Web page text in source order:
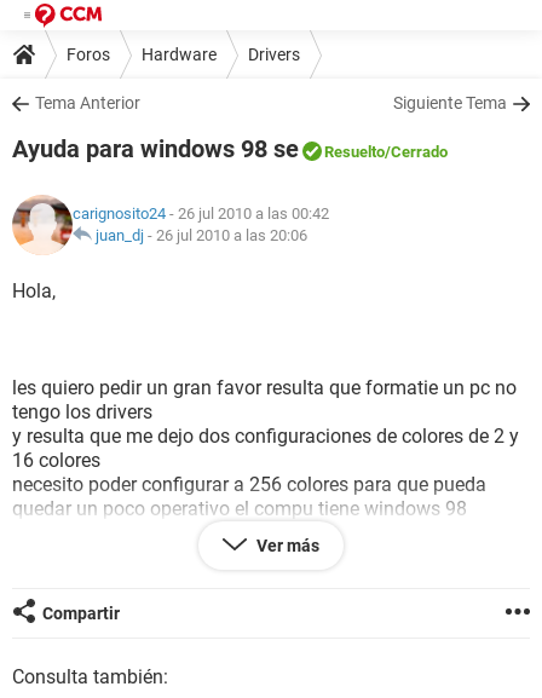
Foros Hardware Drivers
Tema Anterior Siguiente Tema
Ayuda para windows 98 se Resuelto/Cerrado
carignosito24 - 26 jul 2010 a las 00:42
juan_dj - 26 jul 2010 a las 20:06
Hola,
les quiero pedir un gran favor resulta que formatie un pc no
tengo los drivers
y resulta que me dejo dos configuraciones de colores de 2 y
16 colores
necesito poder configurar a 256 colores para que pueda
quedar un poco operativo el compu tiene windows 98
enviare el informe que me arrojo el everest para ver si me los
ordenador micorosoft windows 98 se
internet explorer 5.00.2614.3500 (IE 5.0-windows 98 se)
Ver más
Compartir
Consulta también: